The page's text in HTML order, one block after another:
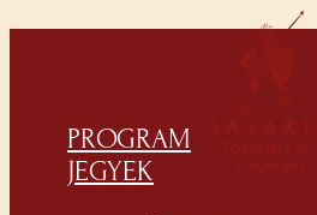
PROGRAM
JEGYEK